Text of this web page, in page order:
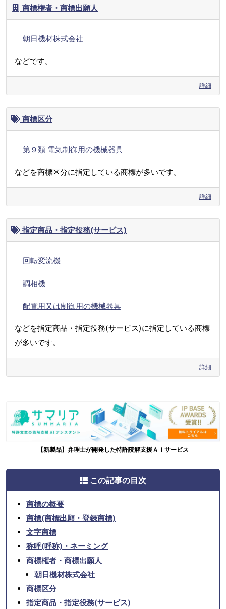
商標権者・商標出願人
朝日機材株式会社
などです。
詳細
商標区分
第９類 電気制御用の機械器具
などを商標区分に指定している商標が多いです。
詳細
指定商品・指定役務(サービス)
回転変流機
調相機
配電用又は制御用の機械器具
などを指定商品・指定役務(サービス)に指定している商標
が多いです。
詳細
【新製品】弁理士が開発した特許読解支援ＡＩサービス
この記事の目次
商標の概要
商標(商標出願・登録商標)
文字商標
称呼(呼称)・ネーミング
商標権者・商標出願人
朝日機材株式会社
商標区分
指定商品・指定役務(サービス)